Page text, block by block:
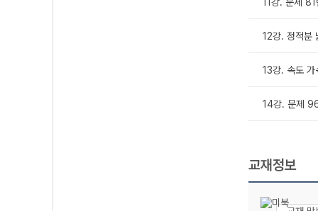
12강. 정적분
13강. 속도
14강. 문제
교재정보